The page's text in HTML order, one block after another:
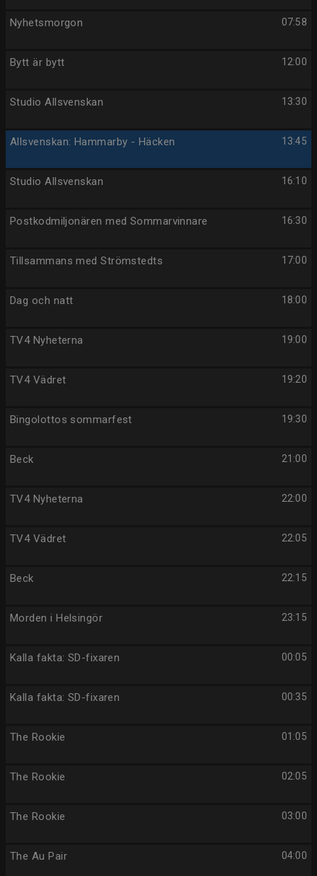
07:58
Nyhetsmorgon
12:00
Bytt är bytt
13:30
Studio Allsvenskan
13:45
Allsvenskan: Hammarby - Häcken
16:10
Studio Allsvenskan
16:30
Postkodmiljonären med Sommarvinnare
17:00
Tillsammans med Strömstedts
18:00
Dag och natt
19:00
TV4 Nyheterna
19:20
TV4 Vädret
19:30
Bingolottos sommarfest
21:00
Beck
22:00
TV4 Nyheterna
22:05
TV4 Vädret
22:15
Beck
23:15
Morden i Helsingör
00:05
Kalla fakta: SD-fixaren
00:35
Kalla fakta: SD-fixaren
01:05
The Rookie
02:05
The Rookie
03:00
The Rookie
04:00
The Au Pair